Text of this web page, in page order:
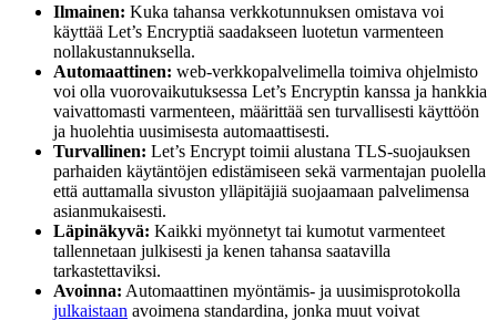
Ilmainen: Kuka tahansa verkkotunnuksen omistava voi
käyttää Let’s Encryptiä saadakseen luotetun varmenteen
nollakustannuksella.
Automaattinen: web-verkkopalvelimella toimiva ohjelmisto
voi olla vuorovaikutuksessa Let’s Encryptin kanssa ja hankkia
vaivattomasti varmenteen, määrittää sen turvallisesti käyttöön
ja huolehtia uusimisesta automaattisesti.
Turvallinen: Let’s Encrypt toimii alustana TLS-suojauksen
parhaiden käytäntöjen edistämiseen sekä varmentajan puolella
että auttamalla sivuston ylläpitäjiä suojaamaan palvelimensa
asianmukaisesti.
Läpinäkyvä: Kaikki myönnetyt tai kumotut varmenteet
tallennetaan julkisesti ja kenen tahansa saatavilla
tarkastettaviksi.
Avoinna: Automaattinen myöntämis- ja uusimisprotokolla
julkaistaan avoimena standardina, jonka muut voivat